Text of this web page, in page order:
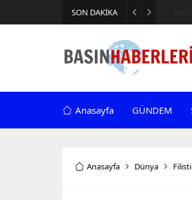
SON DAKİKA
Anasayfa GÜNDEM
Anasayfa Dünya